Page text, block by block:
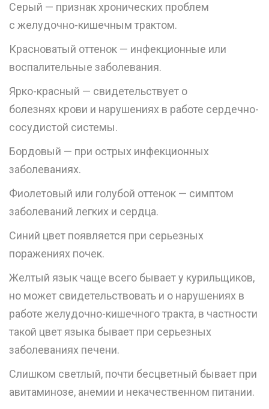
Серый — признак хронических проблем
с желудочно-кишечным трактом.
Красноватый оттенок — инфекционные или
воспалительные заболевания.
Ярко-красный — свидетельствует о
болезнях крови и нарушениях в работе сердечно-
сосудистой системы.
Бордовый — при острых инфекционных
заболеваниях.
Фиолетовый или голубой оттенок — симптом
заболеваний легких и сердца.
Синий цвет появляется при серьезных
поражениях почек.
Желтый язык чаще всего бывает у курильщиков,
но может свидетельствовать и о нарушениях в
работе желудочно-кишечного тракта, в частности
такой цвет языка бывает при серьезных
заболеваниях печени.
Слишком светлый, почти бесцветный бывает при
авитаминозе, анемии и некачественном питании.